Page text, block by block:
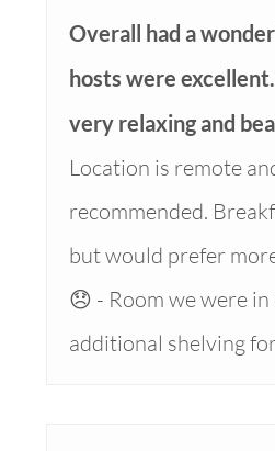
Overall had a
hosts were
very relaxing and
Location is remote
recommended.
but would prefer
😞 - Room we were
additional shelving